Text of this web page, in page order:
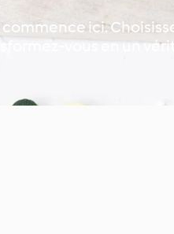
ici.
vous en un